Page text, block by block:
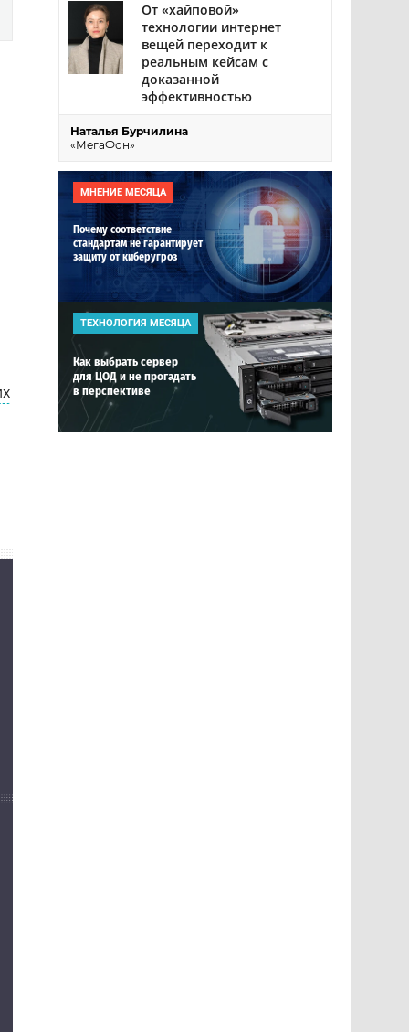
От «хайповой»
технологии интернет
вещей переходит к
реальным кейсам с
доказанной
эффективностью
Наталья Бурчилина
«МегаФон»
МНЕНИЕ МЕСЯЦА
Почему соответствие
стандартам не гарантирует
защиту от киберугроз
ТЕХНОЛОГИЯ МЕСЯЦА
Как выбрать сервер
для ЦОД и не прогадать
в перспективе